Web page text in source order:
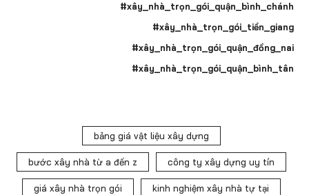
#xây_nhà_trọn_gói_quận_bình_chánh
#xây_nhà_trọn_gói_tiền_giang
#xây_nhà_trọn_gói_quận_đồng_nai
#xây_nhà_trọn_gói_quận_bình_tân
bảng giá vật liệu xây dựng
bước xây nhà từ a đến z công ty xây dựng uy tín
giá xây nhà trọn gói kinh nghiệm xây nhà tự tại